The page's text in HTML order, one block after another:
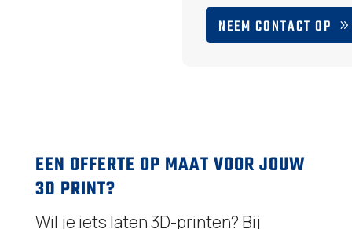
NEEM CONTACT OP
EEN OFFERTE OP MAAT VOOR JOUW
3D PRINT?
Wil je iets laten 3D-printen? Bij